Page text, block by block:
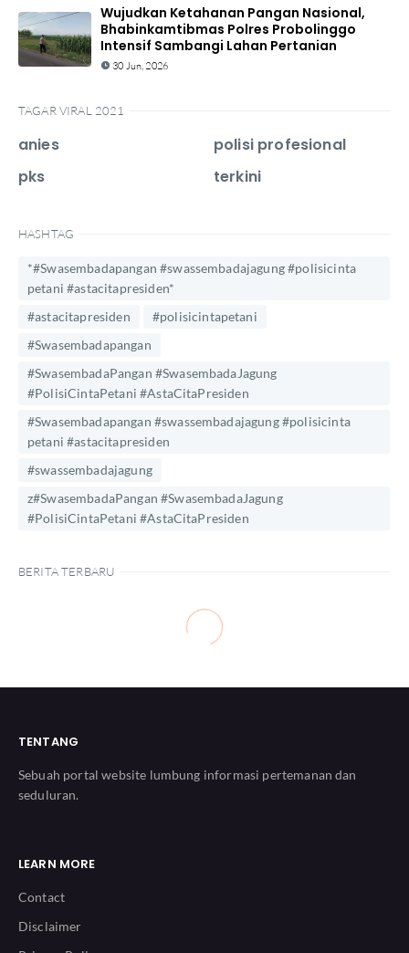
Wujudkan Ketahanan Pangan Nasional,
Bhabinkamtibmas Polres Probolinggo
Intensif Sambangi Lahan Pertanian
30 Jun, 2026
TAGAR VIRAL 2021
anies
pks
polisi profesional
terkini
HASHTAG
*#Swasembadapangan #swassembadajagung #polisicinta
petani #astacitapresiden*
#astacitapresiden
#polisicintapetani
#Swasembadapangan
#SwasembadaPangan #SwasembadaJagung
#PolisiCintaPetani #AstaCitaPresiden
#Swasembadapangan #swassembadajagung #polisicinta
petani #astacitapresiden
#swassembadajagung
z#SwasembadaPangan #SwasembadaJagung
#PolisiCintaPetani #AstaCitaPresiden
BERITA TERBARU
TENTANG
Sebuah portal website lumbung informasi pertemanan dan
seduluran.
LEARN MORE
Contact
Disclaimer